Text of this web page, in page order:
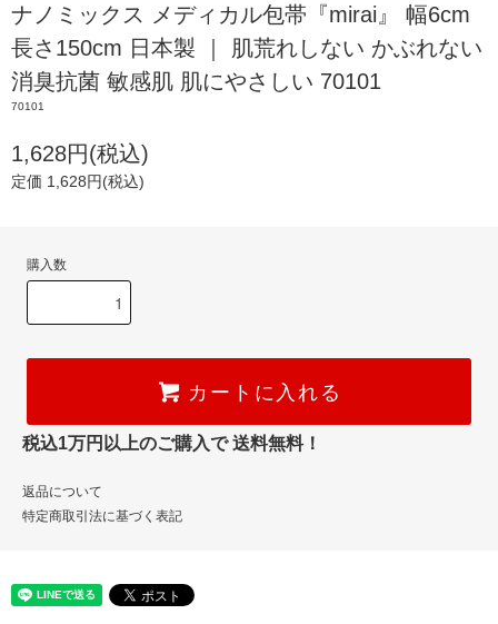
ナノミックス メディカル包帯『mirai』 幅6cm
長さ150cm 日本製 ｜ 肌荒れしない かぶれない
消臭抗菌 敏感肌 肌にやさしい 70101
70101
1,628円(税込)
定価 1,628円(税込)
購入数
カートに入れる
税込1万円以上のご購入で 送料無料！
返品について
特定商取引法に基づく表記